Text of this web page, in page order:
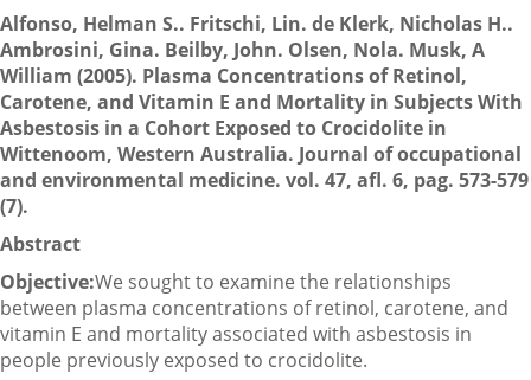
Alfonso, Helman S.. Fritschi, Lin. de Klerk, Nicholas H..
Ambrosini, Gina. Beilby, John. Olsen, Nola. Musk, A
William (2005). Plasma Concentrations of Retinol,
Carotene, and Vitamin E and Mortality in Subjects With
Asbestosis in a Cohort Exposed to Crocidolite in
Wittenoom, Western Australia. Journal of occupational
and environmental medicine. vol. 47, afl. 6, pag. 573-579
(7).
Abstract
Objective:We sought to examine the relationships
between plasma concentrations of retinol, carotene, and
vitamin E and mortality associated with asbestosis in
people previously exposed to crocidolite.